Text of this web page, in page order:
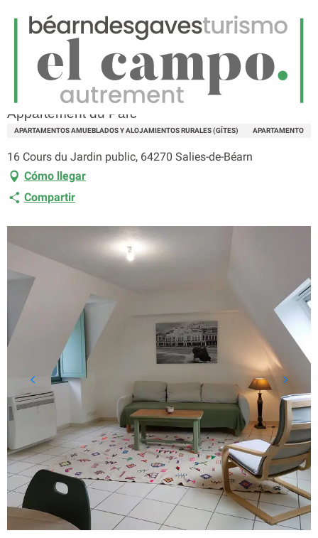
Menú
Página principal Appartement du Parc
Appartement du Parc
APARTAMENTOS AMUEBLADOS Y ALOJAMIENTOS RURALES (GÎTES) APARTAMENTO
16 Cours du Jardin public, 64270 Salies-de-Béarn
Cómo llegar
Compartir